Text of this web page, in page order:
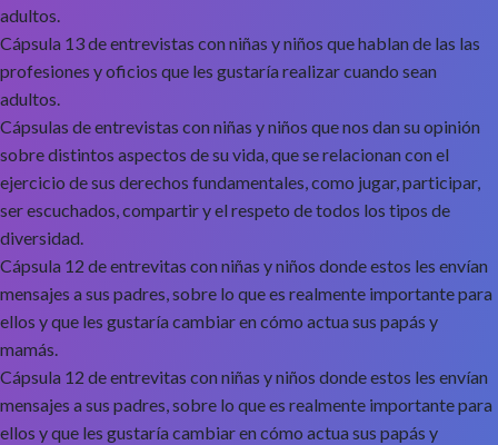
adultos.
Cápsula 13 de entrevistas con niñas y niños que hablan de las las
profesiones y oficios que les gustaría realizar cuando sean
adultos.
Cápsulas de entrevistas con niñas y niños que nos dan su opinión
sobre distintos aspectos de su vida, que se relacionan con el
ejercicio de sus derechos fundamentales, como jugar, participar,
ser escuchados, compartir y el respeto de todos los tipos de
diversidad.
Cápsula 12 de entrevitas con niñas y niños donde estos les envían
mensajes a sus padres, sobre lo que es realmente importante para
ellos y que les gustaría cambiar en cómo actua sus papás y
mamás.
Cápsula 12 de entrevitas con niñas y niños donde estos les envían
mensajes a sus padres, sobre lo que es realmente importante para
ellos y que les gustaría cambiar en cómo actua sus papás y